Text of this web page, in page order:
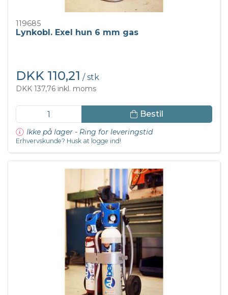
119685
Lynkobl. Exel hun 6 mm gas
DKK 110,21 / stk
DKK 137,76 inkl. moms
Bestil
Ikke på lager - Ring for leveringstid
Erhvervskunde? Husk at logge ind!